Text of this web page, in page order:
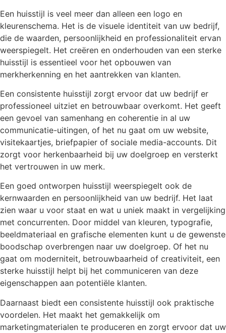
Een huisstijl is veel meer dan alleen een logo en
kleurenschema. Het is de visuele identiteit van uw bedrijf,
die de waarden, persoonlijkheid en professionaliteit ervan
weerspiegelt. Het creëren en onderhouden van een sterke
huisstijl is essentieel voor het opbouwen van
merkherkenning en het aantrekken van klanten.
Een consistente huisstijl zorgt ervoor dat uw bedrijf er
professioneel uitziet en betrouwbaar overkomt. Het geeft
een gevoel van samenhang en coherentie in al uw
communicatie-uitingen, of het nu gaat om uw website,
visitekaartjes, briefpapier of sociale media-accounts. Dit
zorgt voor herkenbaarheid bij uw doelgroep en versterkt
het vertrouwen in uw merk.
Een goed ontworpen huisstijl weerspiegelt ook de
kernwaarden en persoonlijkheid van uw bedrijf. Het laat
zien waar u voor staat en wat u uniek maakt in vergelijking
met concurrenten. Door middel van kleuren, typografie,
beeldmateriaal en grafische elementen kunt u de gewenste
boodschap overbrengen naar uw doelgroep. Of het nu
gaat om moderniteit, betrouwbaarheid of creativiteit, een
sterke huisstijl helpt bij het communiceren van deze
eigenschappen aan potentiële klanten.
Daarnaast biedt een consistente huisstijl ook praktische
voordelen. Het maakt het gemakkelijk om
marketingmaterialen te produceren en zorgt ervoor dat uw